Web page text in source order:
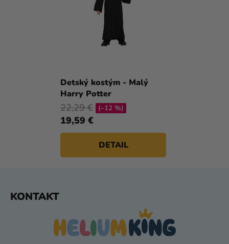
Detský kostým - Malý
Harry Potter
hodnotenie
produktu
je
5,0
5
hviezdičiek.
19,59 €
22,29 € (–12 %)
DETAIL
KONTAKT